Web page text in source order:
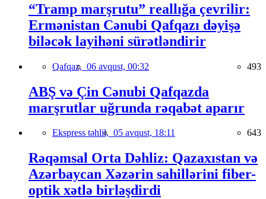
“Tramp marşrutu” reallığa çevrilir:
Ermənistan Cənubi Qafqazı dəyişə
biləcək layihəni sürətləndirir
Qafqaz, 06 avqust, 00:32 493
ABŞ və Çin Cənubi Qafqazda
marşrutlar uğrunda rəqabət aparır
Ekspress təhlil, 05 avqust, 18:11 643
Rəqəmsal Orta Dəhliz: Qazaxıstan və
Azərbaycan Xəzərin sahillərini fiber-
optik xətlə birləşdirdi